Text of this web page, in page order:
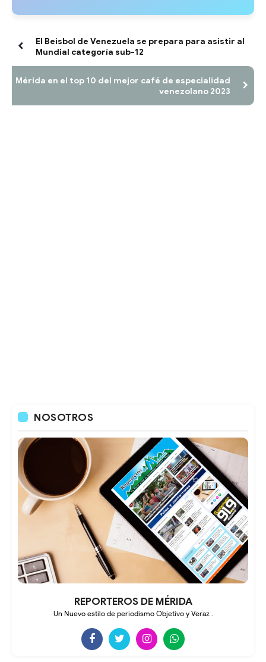
El Beisbol de Venezuela se prepara para asistir al
Mundial categoría sub-12
Mérida en el top 10 del mejor café de especialidad
venezolano 2023
NOSOTROS
REPORTEROS DE MÉRIDA
Un Nuevo estilo de periodismo Objetivo y Veraz .